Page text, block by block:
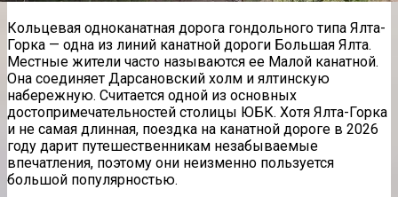
Кольцевая одноканатная дорога гондольного типа Ялта-
Горка — одна из линий канатной дороги Большая Ялта.
Местные жители часто называются ее Малой канатной.
Она соединяет Дарсановский холм и ялтинскую
набережную. Считается одной из основных
достопримечательностей столицы ЮБК. Хотя Ялта-Горка
и не самая длинная, поездка на канатной дороге в 2026
году дарит путешественникам незабываемые
впечатления, поэтому они неизменно пользуется
большой популярностью.